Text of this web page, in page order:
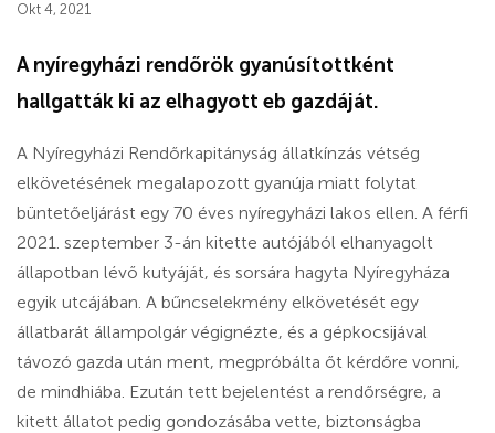
Okt 4, 2021
A nyíregyházi rendőrök gyanúsítottként
hallgatták ki az elhagyott eb gazdáját.
A Nyíregyházi Rendőrkapitányság állatkínzás vétség
elkövetésének megalapozott gyanúja miatt folytat
büntetőeljárást egy 70 éves nyíregyházi lakos ellen. A férfi
2021. szeptember 3-án kitette autójából elhanyagolt
állapotban lévő kutyáját, és sorsára hagyta Nyíregyháza
egyik utcájában. A bűncselekmény elkövetését egy
állatbarát állampolgár végignézte, és a gépkocsijával
távozó gazda után ment, megpróbálta őt kérdőre vonni,
de mindhiába. Ezután tett bejelentést a rendőrségre, a
kitett állatot pedig gondozásába vette, biztonságba